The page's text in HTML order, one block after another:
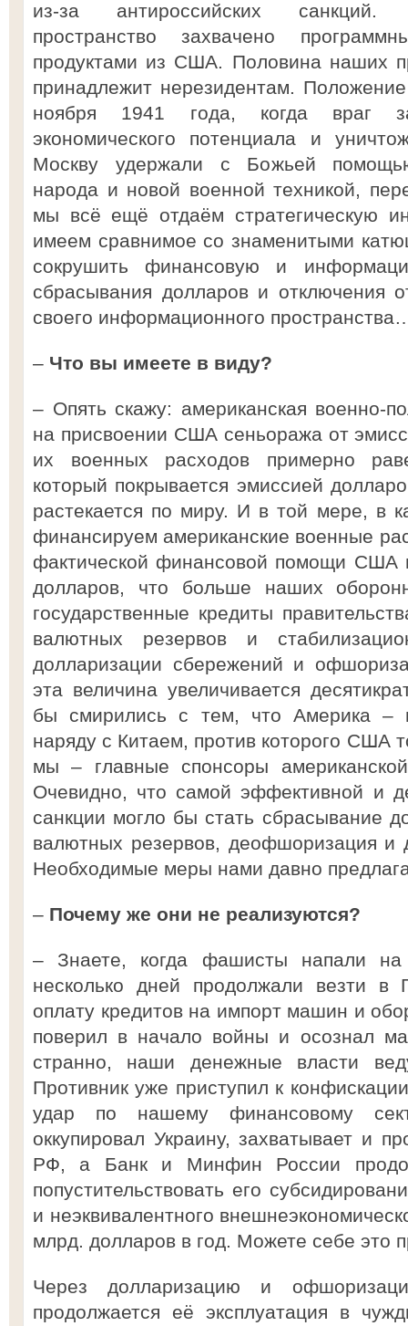
из-за антироссийских
пространство захвачено
продуктами из США. Половина наших
принадлежит нерезидентам.
ноября 1941 года, когда враг
экономического потенциала и
Москву удержали с Божьей
народа и новой военной техникой,
мы всё ещё отдаём стратегическую
имеем сравнимое со знаменитыми
сокрушить финансовую и
сбрасывания долларов и отключения
своего информационного
– Что вы имеете в виду?
– Опять скажу: американская военно-
на присвоении США сеньоража от
их военных расходов примерно
который покрывается эмиссией
растекается по миру. И в той мере, в
финансируем американские военные
фактической финансовой помощи США
долларов, что больше наших
государственные кредиты
валютных резервов и
долларизации сбережений и
эта величина увеличивается
бы смирились с тем, что Америка –
наряду с Китаем, против которого США
мы – главные спонсоры
Очевидно, что самой эффективной и
санкции могло бы стать сбрасывание
валютных резервов, деофшоризация и
Необходимые меры нами давно
– Почему же они не реализуются?
– Знаете, когда фашисты напали
несколько дней продолжали везти
оплату кредитов на импорт машин и
поверил в начало войны и осознал
странно, наши денежные власти
Противник уже приступил к
удар по нашему финансовому
оккупировал Украину, захватывает и
РФ, а Банк и Минфин России
попустительствовать его
и неэквивалентного
млрд. долларов в год. Можете себе это
Через долларизацию и
продолжается её эксплуатация в